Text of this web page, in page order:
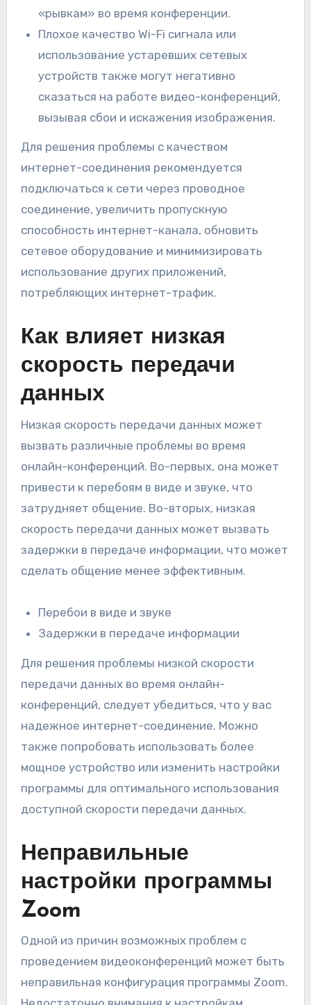
«рывкам» во время конференции.
Плохое качество Wi-Fi сигнала или
использование устаревших сетевых
устройств также могут негативно
сказаться на работе видео-конференций,
вызывая сбои и искажения изображения.
Для решения проблемы с качеством
интернет-соединения рекомендуется
подключаться к сети через проводное
соединение, увеличить пропускную
способность интернет-канала, обновить
сетевое оборудование и минимизировать
использование других приложений,
потребляющих интернет-трафик.
Как влияет низкая
скорость передачи
данных
Низкая скорость передачи данных может
вызвать различные проблемы во время
онлайн-конференций. Во-первых, она может
привести к перебоям в виде и звуке, что
затрудняет общение. Во-вторых, низкая
скорость передачи данных может вызвать
задержки в передаче информации, что может
сделать общение менее эффективным.
Перебои в виде и звуке
Задержки в передаче информации
Для решения проблемы низкой скорости
передачи данных во время онлайн-
конференций, следует убедиться, что у вас
надежное интернет-соединение. Можно
также попробовать использовать более
мощное устройство или изменить настройки
программы для оптимального использования
доступной скорости передачи данных.
Неправильные
настройки программы
Zoom
Одной из причин возможных проблем с
проведением видеоконференций может быть
неправильная конфигурация программы Zoom.